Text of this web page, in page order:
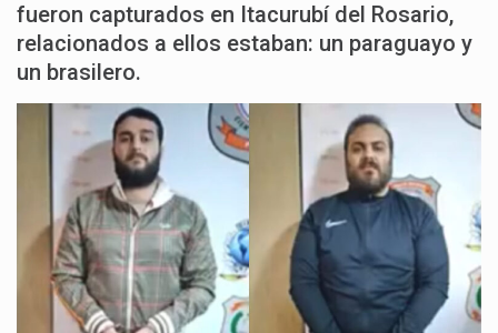
fueron capturados en Itacurubí del Rosario,
relacionados a ellos estaban: un paraguayo y
un brasilero.